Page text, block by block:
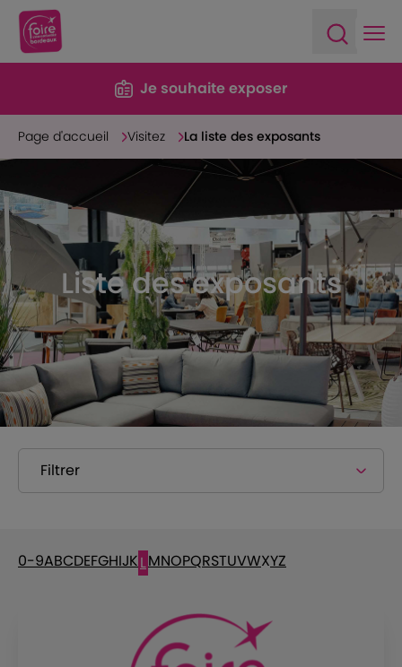
Je souhaite exposer
Page d'accueil Visitez La liste des exposants
Liste des exposants
Filtrer
0-9ABCDEFGHIJKLMNOPQRSTUVWXYZ